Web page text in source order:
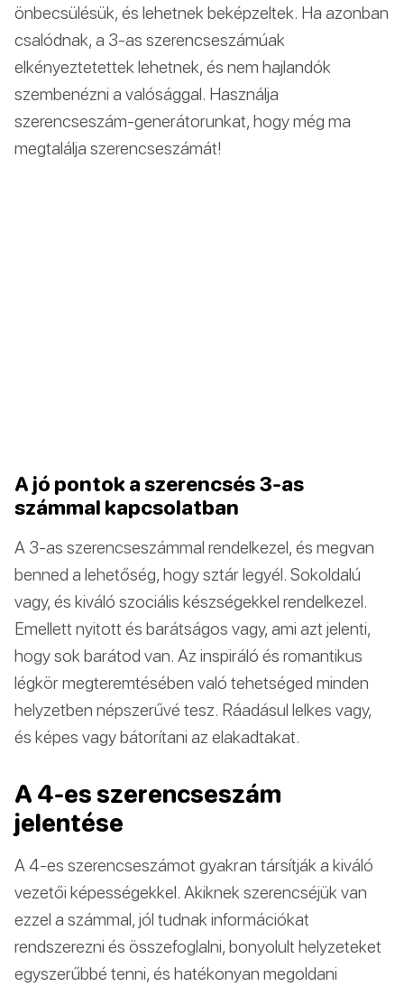
önbecsülésük, és lehetnek beképzeltek. Ha azonban
csalódnak, a 3-as szerencseszámúak
elkényeztetettek lehetnek, és nem hajlandók
szembenézni a valósággal. Használja
szerencseszám-generátorunkat, hogy még ma
megtalálja szerencseszámát!
A jó pontok a szerencsés 3-as
számmal kapcsolatban
A 3-as szerencseszámmal rendelkezel, és megvan
benned a lehetőség, hogy sztár legyél. Sokoldalú
vagy, és kiváló szociális készségekkel rendelkezel.
Emellett nyitott és barátságos vagy, ami azt jelenti,
hogy sok barátod van. Az inspiráló és romantikus
légkör megteremtésében való tehetséged minden
helyzetben népszerűvé tesz. Ráadásul lelkes vagy,
és képes vagy bátorítani az elakadtakat.
A 4-es szerencseszám
jelentése
A 4-es szerencseszámot gyakran társítják a kiváló
vezetői képességekkel. Akiknek szerencséjük van
ezzel a számmal, jól tudnak információkat
rendszerezni és összefoglalni, bonyolult helyzeteket
egyszerűbbé tenni, és hatékonyan megoldani